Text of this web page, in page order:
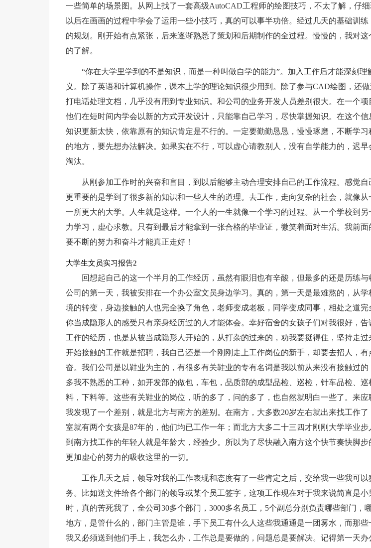
一些简单的场景图。从网上找了一套高级AutoCAD工程师的绘图技巧，不太了解，仔细
以后在画画的过程中学会了运用一些小技巧，真的可以事半功倍。经过几天的基础训练
的规划。刚开始有点紧张，后来逐渐熟悉了策划和后期制作的全过程。慢慢的，我对这
的了解。
“你在大学里学到的不是知识，而是一种叫做自学的能力”。加入工作后才能深刻理
义。除了英语和计算机操作，课本上学的理论知识很少用到。除了参与CAD绘图，还
打电话处理文档，几乎没有用到专业知识。和公司的业务开发人员差别很大。在一个项
他们在短时间内学会以新的方式开发设计，只能靠自己学习，尽快掌握知识。在这个信
知识更新太快，依靠原有的知识肯定是不行的。一定要勤勤恳恳，慢慢琢磨，不断学习
的地方，要先想办法解决。如果实在不行，可以虚心请教别人，没有自学能力的，迟早
淘汰。
从刚参加工作时的兴奋和盲目，到以后能够主动合理安排自己的工作流程。感觉自
更重要的是学到了很多新的知识和一些人生的道理。去工作，走向复杂的社会，就像从
一所更大的大学。人生就是这样。一个人的一生就像一个学习的过程。从一个学校到另
力学习，虚心求教。只有到最后才能拿到一张合格的毕业证，微笑着面对生活。我前面
要不断的努力和奋斗才能真正走好！
大学生文员实习报告2
回想起自己的这一个半月的工作经历，虽然有眼泪也有辛酸，但最多的还是历练与
公司的第一天，我被安排在一个办公室文员身边学习。真的，第一天是最难熬的，从学
境的转变，身边接触的人也完全换了角色，老师变成老板，同学变成同事，相处之道完
你当成隐形人的感受只有亲身经历过的人才能体会。幸好宿舍的女孩子们对我很好，告
工作的经历，也是从被当成隐形人开始的，从打杂的过来的，劝我要挺得住，坚持走过
开始接触的工作就是招聘，我自己还是一个刚刚走上工作岗位的新手，却要去招人，有
奋。我们公司是以鞋业为主的，有很多有关鞋业的专有名词是我以前从来没有接触过的
多我不熟悉的工种，如开发部的做包，车包，品质部的成型品检、巡检，针车品检、巡
料，下料等。这些有关鞋业的岗位，听的多了，问的多了，也自然就明白一些了。来应
我发现了一个差别，就是北方与南方的差别。在南方，大多数20岁左右就出来找工作了
室就有两个女孩是87年的，他们均已工作一年；而北方大多二十三四才刚刚大学毕业
到南方找工作的年轻人就是年龄大，经验少。所以为了尽快融入南方这个快节奏快脚步
更加虚心的努力的吸收这里的一切。
工作几天之后，领导对我的工作表现和态度有了一些肯定之后，交给我一些我可以
务。比如送文件给各个部门的领导或某个员工签字，这项工作现在对于我来说简直是小
时，真的苦死我了，全公司30多个部门，3000多名员工，5个副总分别负责哪些部门，
地方，是管什么的，部门主管是谁，手下员工有什么人这些我通通是一团雾水，而那些
我又必须送到他们手上，我怎么办，工作总是要做的，问题总是要解决。记得第一天办